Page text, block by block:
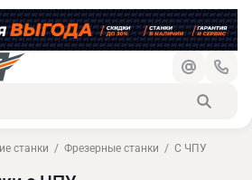
станки Фрезерные станки С ЧПУ